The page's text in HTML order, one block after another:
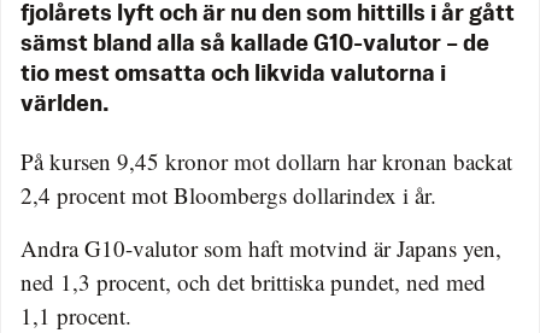
fjolårets lyft och är nu den som hittills i år gått
sämst bland alla så kallade G10-valutor – de
tio mest omsatta och likvida valutorna i
världen.
På kursen 9,45 kronor mot dollarn har kronan backat
2,4 procent mot Bloombergs dollarindex i år.
Andra G10-valutor som haft motvind är Japans yen,
ned 1,3 procent, och det brittiska pundet, ned med
1,1 procent.